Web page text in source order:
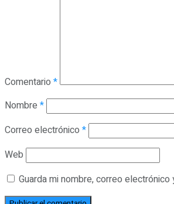
Comentario *
Nombre *
Correo electrónico *
Web
Guarda mi nombre, correo